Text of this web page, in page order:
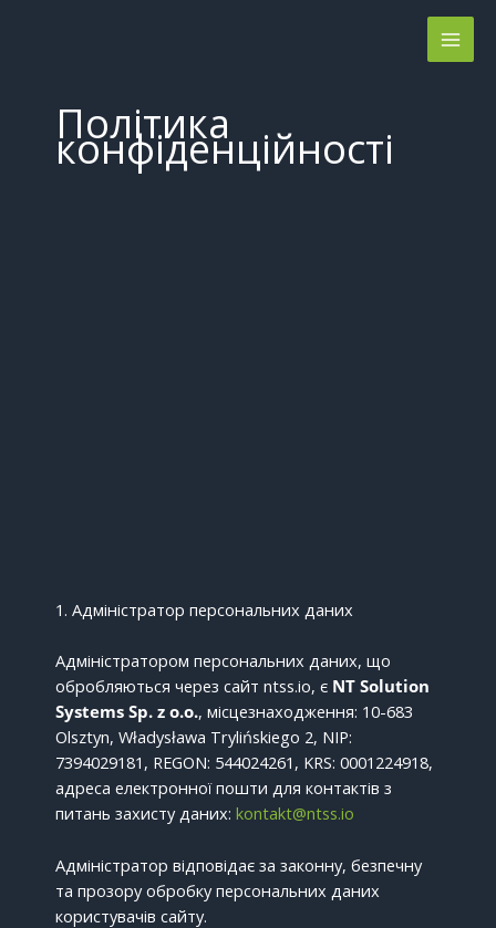
Політика
конфіденційності
1. Адміністратор персональних даних
Адміністратором персональних даних, що
обробляються через сайт ntss.io, є NT Solution
Systems Sp. z o.o., місцезнаходження: 10-683
Olsztyn, Władysława Trylińskiego 2, NIP:
7394029181, REGON: 544024261, KRS: 0001224918,
адреса електронної пошти для контактів з
питань захисту даних: kontakt@ntss.io
Адміністратор відповідає за законну, безпечну
та прозору обробку персональних даних
користувачів сайту.